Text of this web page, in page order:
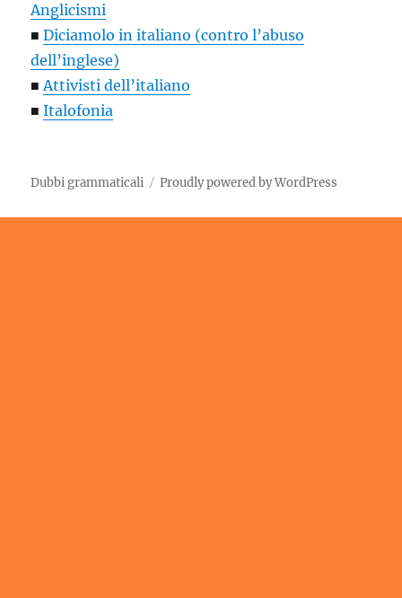
Anglicismi
■Diciamolo in italiano (contro l’abuso
dell’inglese)
■Attivisti dell’italiano
■Italofonia
Dubbi grammaticali Proudly powered by WordPress